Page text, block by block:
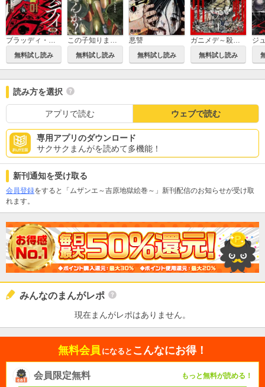
ブラッディ・アイ－晒されてシネ－
無料試し読み
この子知りませんか？
無料試し読み
悪讐
無料試し読み
ガニメデ～殺戮の島～
無料試し読み
読み方を選択
アプリで読む ウェブで読む
専用アプリのダウンロード
サクサクまんがを読めて多機能！
新刊通知を受け取る
会員登録をすると「ムザンエ～吉原地獄絵巻～」新刊配信のお知らせが受け取
れます。
みんなのまんがレポ
現在まんがレポはありません。
無料会員 になると こんなにお得！
会員限定無料 もっと無料が読める！